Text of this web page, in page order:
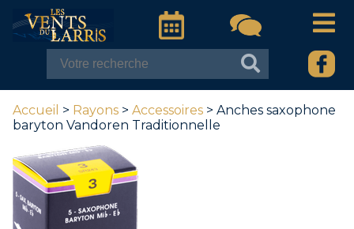
Accueil > Rayons > Accessoires > Anches saxophone
baryton Vandoren Traditionnelle